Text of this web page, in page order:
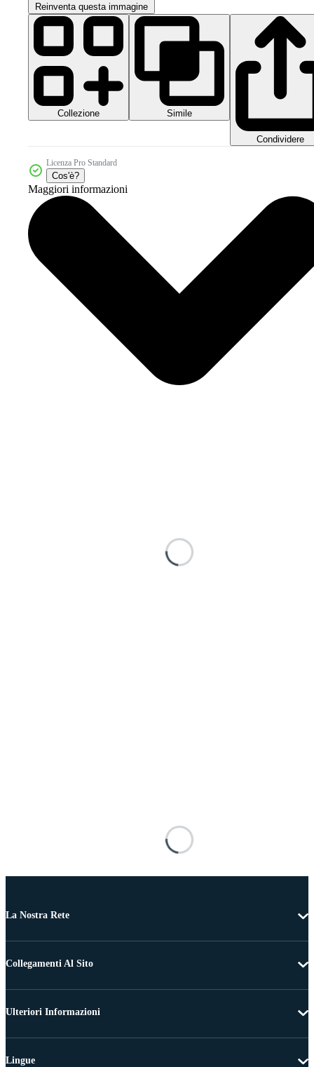
Reinventa questa immagine
Collezione Simile
Condividere
Licenza Pro Standard
Cos'è?
Maggiori informazioni
La Nostra Rete
Collegamenti Al Sito
Ulteriori Informazioni
Lingue